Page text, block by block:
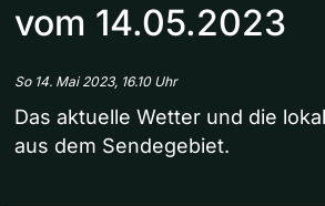
vom 14.05.2023
So 14. Mai 2023, 16.10 Uhr
Das aktuelle Wetter und die
aus dem Sendegebiet.